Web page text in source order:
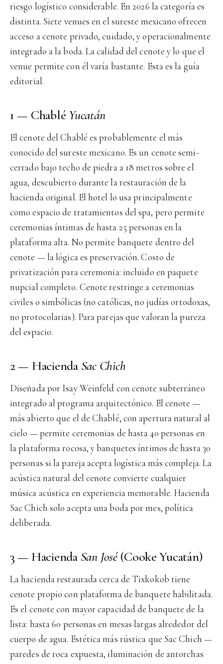
riesgo logístico considerable. En 2026 la categoría es
distinta. Siete venues en el sureste mexicano ofrecen
acceso a cenote privado, cuidado, y operacionalmente
integrado a la boda. La calidad del cenote y lo que el
venue permite con él varía bastante. Esta es la guía
editorial.
1 — Chablé Yucatán
El cenote del Chablé es probablemente el más
conocido del sureste mexicano. Es un cenote semi-
cerrado bajo techo de piedra a 18 metros sobre el
agua, descubierto durante la restauración de la
hacienda original. El hotel lo usa principalmente
como espacio de tratamientos del spa, pero permite
ceremonias íntimas de hasta 25 personas en la
plataforma alta. No permite banquete dentro del
cenote — la lógica es preservación. Costo de
privatización para ceremonia: incluido en paquete
nupcial completo. Cenote restringe a ceremonias
civiles o simbólicas (no católicas, no judías ortodoxas,
no protocolarias). Para parejas que valoran la pureza
del espacio.
2 — HaciendaSac Chich
Diseñada por Isay Weinfeld con cenote subterráneo
integrado al programa arquitectónico. El cenote —
más abierto que el de Chablé, con apertura natural al
cielo — permite ceremonias de hasta 40 personas en
la plataforma rocosa, y banquetes íntimos de hasta 30
personas si la pareja acepta logística más compleja. La
acústica natural del cenote convierte cualquier
música acústica en experiencia memorable. Hacienda
Sac Chich solo acepta una boda por mes, política
deliberada.
3 — HaciendaSan José(Cooke Yucatán)
La hacienda restaurada cerca de Tixkokob tiene
cenote propio con plataforma de banquete habilitada.
Es el cenote con mayor capacidad de banquete de la
lista: hasta 60 personas en mesas largas alrededor del
cuerpo de agua. Estética más rústica que Sac Chich —
paredes de roca expuesta, iluminación de antorchas